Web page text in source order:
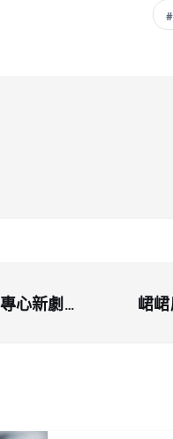
心新劇開
峮